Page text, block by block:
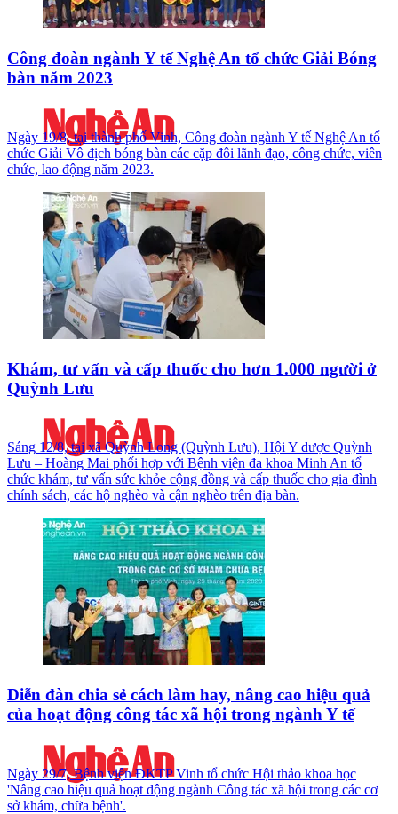
Công đoàn ngành Y tế Nghệ An tổ chức Giải Bóng
bàn năm 2023
Ngày 19/8, tại thành phố Vinh, Công đoàn ngành Y tế Nghệ An tổ
chức Giải Vô địch bóng bàn các cặp đôi lãnh đạo, công chức, viên
chức, lao động năm 2023.
Khám, tư vấn và cấp thuốc cho hơn 1.000 người ở
Quỳnh Lưu
Sáng 12/8, tại xã Quỳnh Long (Quỳnh Lưu), Hội Y dược Quỳnh
Lưu – Hoàng Mai phối hợp với Bệnh viện đa khoa Minh An tổ
chức khám, tư vấn sức khỏe cộng đồng và cấp thuốc cho gia đình
chính sách, các hộ nghèo và cận nghèo trên địa bàn.
Diễn đàn chia sẻ cách làm hay, nâng cao hiệu quả
của hoạt động công tác xã hội trong ngành Y tế
Ngày 29/7, Bệnh viện ĐKTP Vinh tổ chức Hội thảo khoa học
'Nâng cao hiệu quả hoạt động ngành Công tác xã hội trong các cơ
sở khám, chữa bệnh'.